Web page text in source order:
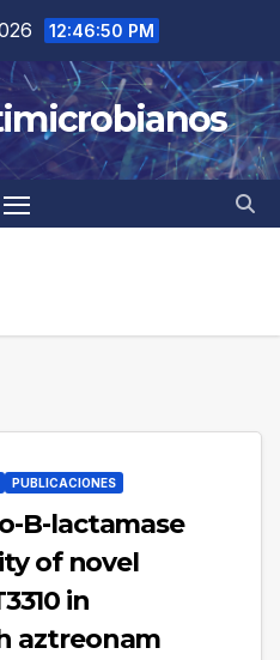
12:46:50 PM
PUBLICACIONES
B-lactamase
of novel
in
aztreonam